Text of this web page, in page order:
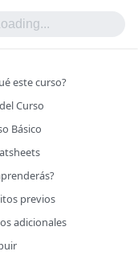
este curso?
Curso
Básico
previos
adicionales